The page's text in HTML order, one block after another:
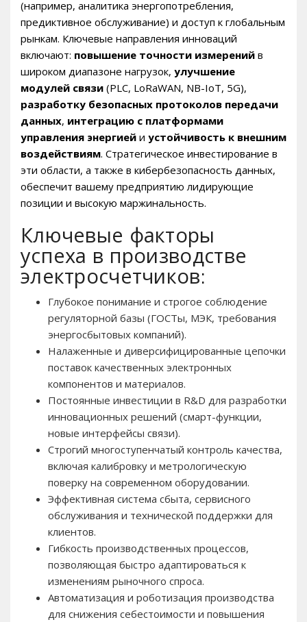
(например, аналитика энергопотребления,
предиктивное обслуживание) и доступ к глобальным
рынкам. Ключевые направления инноваций
включают: повышение точности измерений в
широком диапазоне нагрузок, улучшение
модулей связи (PLC, LoRaWAN, NB-IoT, 5G),
разработку безопасных протоколов передачи
данных, интеграцию с платформами
управления энергией и устойчивость к внешним
воздействиям. Стратегическое инвестирование в
эти области, а также в кибербезопасность данных,
обеспечит вашему предприятию лидирующие
позиции и высокую маржинальность.
Ключевые факторы
успеха в производстве
электросчетчиков:
Глубокое понимание и строгое соблюдение
регуляторной базы (ГОСТы, МЭК, требования
энергосбытовых компаний).
Налаженные и диверсифицированные цепочки
поставок качественных электронных
компонентов и материалов.
Постоянные инвестиции в R&D для разработки
инновационных решений (смарт-функции,
новые интерфейсы связи).
Строгий многоступенчатый контроль качества,
включая калибровку и метрологическую
поверку на современном оборудовании.
Эффективная система сбыта, сервисного
обслуживания и технической поддержки для
клиентов.
Гибкость производственных процессов,
позволяющая быстро адаптироваться к
изменениям рыночного спроса.
Автоматизация и роботизация производства
для снижения себестоимости и повышения